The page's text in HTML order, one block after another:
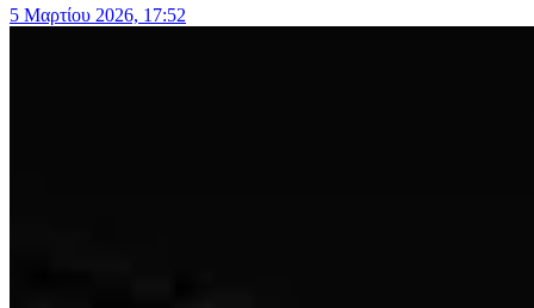
5 Μαρτίου 2026, 17:52